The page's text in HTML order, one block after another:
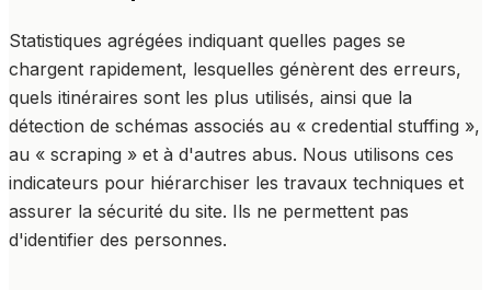
Statistiques agrégées indiquant quelles pages se
chargent rapidement, lesquelles génèrent des erreurs,
quels itinéraires sont les plus utilisés, ainsi que la
détection de schémas associés au « credential stuffing »,
au « scraping » et à d'autres abus. Nous utilisons ces
indicateurs pour hiérarchiser les travaux techniques et
assurer la sécurité du site. Ils ne permettent pas
d'identifier des personnes.